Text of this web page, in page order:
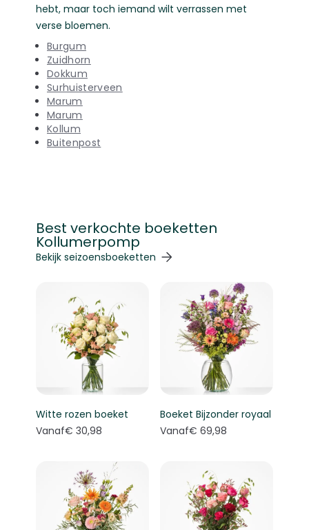
hebt, maar toch iemand wilt verrassen met
verse bloemen.
Burgum
Zuidhorn
Dokkum
Surhuisterveen
Marum
Marum
Kollum
Buitenpost
Best verkochte boeketten
Kollumerpomp
Navigeren door de elementen van de carrousel is
Druk om carrousel over te slaan
Bekijk seizoensboeketten
Witte rozen boeket
Vanaf€ 30,98
Boeket Bijzonder royaal
Vanaf€ 69,98